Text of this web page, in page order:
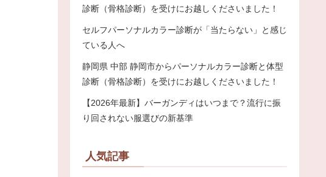
診断（骨格診断）を受けにお越しくださいました！
セルフパーソナルカラー診断が「当たらない」と感じ
ている人へ
静岡県 中部 静岡市からパーソナルカラー診断と体型
診断（骨格診断）を受けにお越しくださいました！
【2026年最新】バーガンディはいつまで？流行に振
り回されない服選びの新基準
人気記事